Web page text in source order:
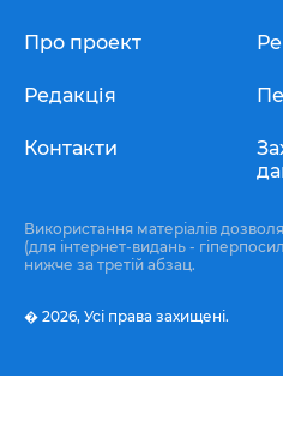
Про проект
Редакція
Контакти
Використання матеріалів
(для інтернет-видань -
нижче за третій абзац.
� 2026, Усі права захищені.